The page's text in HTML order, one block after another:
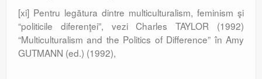
[xi] Pentru legătura dintre multiculturalism, feminism şi
“politicile diferenţei”, vezi Charles TAYLOR (1992)
“Multiculturalism and the Politics of Difference” în Amy
GUTMANN (ed.) (1992),